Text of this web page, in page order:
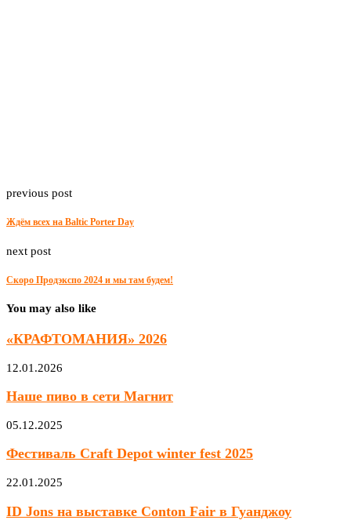
previous post
Ждём всех на Baltic Porter Day
next post
Скоро Продэкспо 2024 и мы там будем!
You may also like
«КРАФТОМАНИЯ» 2026
12.01.2026
Наше пиво в сети Магнит
05.12.2025
Фестиваль Craft Depot winter fest 2025
22.01.2025
ID Jons на выставке Conton Fair в Гуанджоу